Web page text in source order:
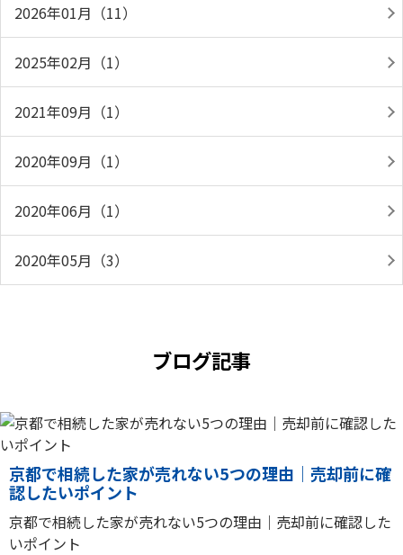
2026年01月（11）
2025年02月（1）
2021年09月（1）
2020年09月（1）
2020年06月（1）
2020年05月（3）
ブログ記事
京都で相続した家が売れない5つの理由｜売却前に確
認したいポイント
京都で相続した家が売れない5つの理由｜売却前に確認した
いポイント